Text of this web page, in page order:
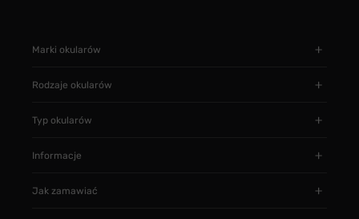
Marki okularów
Rodzaje okularów
Typ okularów
Informacje
Jak zamawiać